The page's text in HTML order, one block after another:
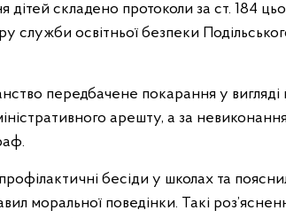
складено протоколи за ст. 184
служби освітньої безпеки
передбачене покарання у
арешту, а за
бесіди у школах та
моральної поведінки. Такі